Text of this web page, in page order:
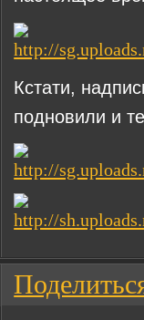
Кстати,
подновили и